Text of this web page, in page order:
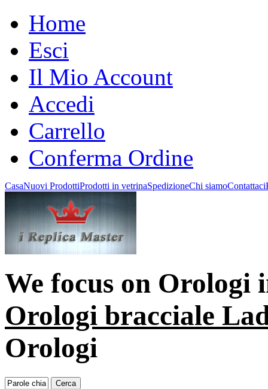
Home
Esci
Il Mio Account
Accedi
Carrello
Conferma Ordine
CasaNuovi ProdottiProdotti in vetrinaSpedizioneChi siamoContattaci
We focus on Orologi
Orologi bracciale
Orologi